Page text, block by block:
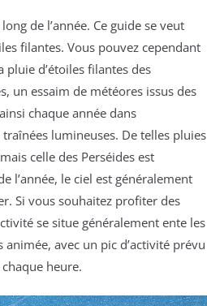
de l’année. Ce guide se veut
filantes. Vous pouvez cependant
d’étoiles filantes des
un essaim de météores issus des
chaque année dans
lumineuses. De telles pluies
celle des Perséides est
l’année, le ciel est généralement
Si vous souhaitez profiter des
se situe généralement ente les
avec un pic d’activité prévu
heure.